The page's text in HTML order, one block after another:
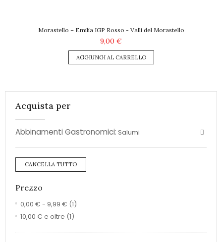
Morastello – Emilia IGP Rosso - Valli del Morastello
9,00 €
AGGIUNGI AL CARRELLO
Acquista per
Abbinamenti Gastronomici: Salumi
CANCELLA TUTTO
Prezzo
0,00 € - 9,99 € (1)
10,00 € e oltre (1)